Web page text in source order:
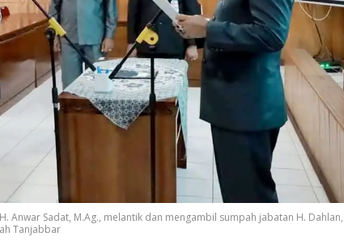
Anwar Sadat, M.Ag., melantik dan mengambil sumpah jabatan H. Dahlan,
Tanjabbar